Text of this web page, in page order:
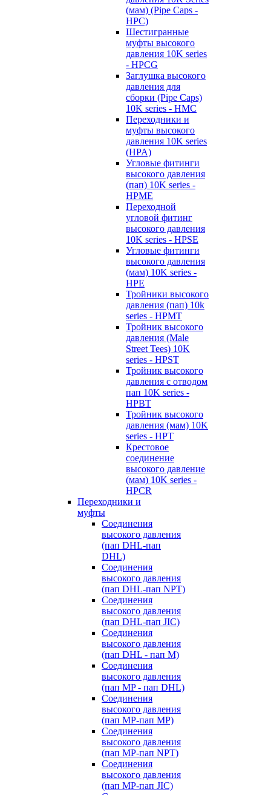
(мам) (Pipe Caps -
HPC)
Шестигранные
муфты высокого
давления 10K series
- HPCG
Заглушка высокого
давления для
сборки (Pipe Caps)
10K series - HMC
Переходники и
муфты высокого
давления 10K series
(HPA)
Угловые фитинги
высокого давления
(пап) 10K series -
HPME
Переходной
угловой фитинг
высокого давления
10K series - HPSE
Угловые фитинги
высокого давления
(мам) 10K series -
HPE
Тройники высокого
давления (пап) 10k
series - HPMT
Тройник высокого
давления (Male
Street Tees) 10K
series - HPST
Тройник высокого
давления с отводом
пап 10K series -
HPBT
Тройник высокого
давления (мам) 10K
series - HPT
Крестовое
соединение
высокого давление
(мам) 10K series -
HPCR
Переходники и
муфты
Cоединения
высокого давления
(пап DHL-пап
DHL)
Соединения
высокого давления
(пап DHL-пап NPT)
Соединения
высокого давления
(пап DHL-пап JIC)
Cоединения
высокого давления
(пап DHL - пап M)
Cоединения
высокого давления
(пап MP - пап DHL)
Соединения
высокого давления
(пап MP-пап MP)
Соединения
высокого давления
(пап MP-пап NPT)
Соединения
высокого давления
(пап MP-пап JIC)